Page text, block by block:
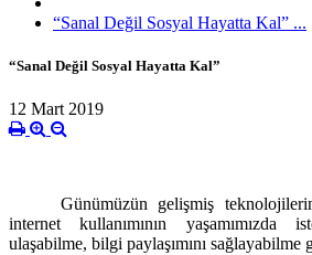
“Sanal Değil Sosyal Hayatta Kal” ...
“Sanal Değil Sosyal Hayatta Kal” ​
12 Mart 2019
Günümüzün gelişmiş
internet kullanımının yaşamımızda
ulaşabilme, bilgi paylaşımını